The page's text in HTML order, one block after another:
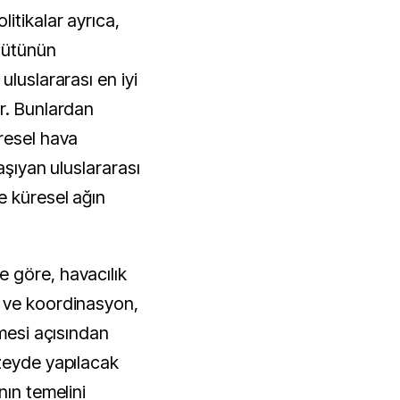
ayrıca,
en iyi
Bunlardan
hava
uluslararası
küresel ağın
göre, havacılık
koordinasyon,
açısından
yapılacak
temelini